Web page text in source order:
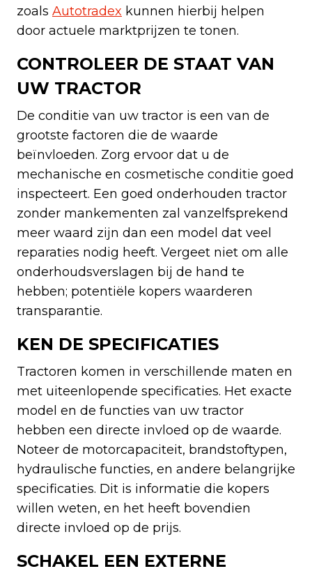
zoals Autotradex kunnen hierbij helpen
door actuele marktprijzen te tonen.
CONTROLEER DE STAAT VAN
UW TRACTOR
De conditie van uw tractor is een van de
grootste factoren die de waarde
beïnvloeden. Zorg ervoor dat u de
mechanische en cosmetische conditie goed
inspecteert. Een goed onderhouden tractor
zonder mankementen zal vanzelfsprekend
meer waard zijn dan een model dat veel
reparaties nodig heeft. Vergeet niet om alle
onderhoudsverslagen bij de hand te
hebben; potentiële kopers waarderen
transparantie.
KEN DE SPECIFICATIES
Tractoren komen in verschillende maten en
met uiteenlopende specificaties. Het exacte
model en de functies van uw tractor
hebben een directe invloed op de waarde.
Noteer de motorcapaciteit, brandstoftypen,
hydraulische functies, en andere belangrijke
specificaties. Dit is informatie die kopers
willen weten, en het heeft bovendien
directe invloed op de prijs.
SCHAKEL EEN EXTERNE